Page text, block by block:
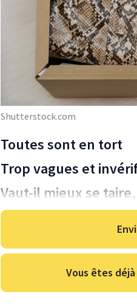
Shutterstock.com
Toutes sont en tort
Trop vagues et
Vaut-il mieux se
Vous êtes